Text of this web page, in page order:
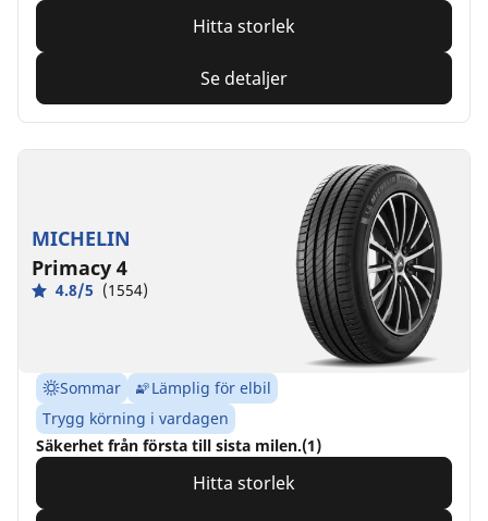
Hitta storlek
Se detaljer
MICHELIN
Primacy 4
4.8/5 (1554)
Sommar
Lämplig för elbil
Trygg körning i vardagen
Säkerhet från första till sista milen.(1)
Hitta storlek